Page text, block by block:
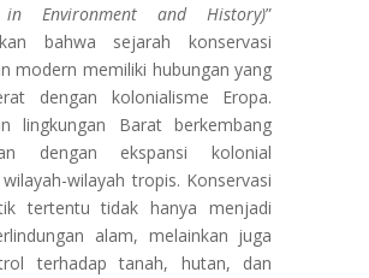
in Environment and History)”
bahwa sejarah konservasi
modern memiliki hubungan yang
dengan kolonialisme Eropa.
lingkungan Barat berkembang
dengan ekspansi kolonial
wilayah tropis. Konservasi
tertentu tidak hanya menjadi
alam, melainkan juga
terhadap tanah, hutan, dan